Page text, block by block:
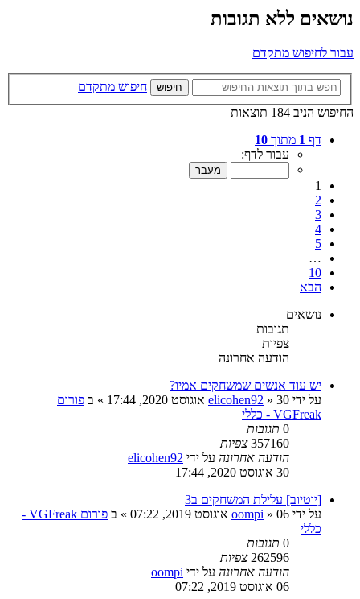
נושאים ללא תגובות
עבור לחיפוש מתקדם
חיפוש
חיפוש מתקדם
החיפוש הניב 184 תוצאות
דף 1 מתוך 10
עבור לדף:
1
2
3
4
5
…
10
הבא
נושאים
תגובות
צפיות
הודעה אחרונה
יש עוד אנשים שמשחקים אמיו?
על ידי
elicohen92 » 30 אוגוסט 2020, 17:44 » ב פורום
VGFreak - כללי
0 תגובות
357160 צפיות
הודעה אחרונה על ידי elicohen92
30 אוגוסט 2020, 17:44
[יוטיוב] עלילת המשחקים ב3
על ידי
oompi » 06 אוגוסט 2019, 07:22 » ב
פורום VGFreak -
כללי
0 תגובות
262596 צפיות
הודעה אחרונה על ידי oompi
06 אוגוסט 2019, 07:22